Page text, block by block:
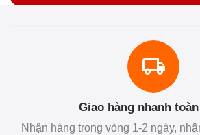
Giao hàng nhanh
Nhận hàng trong vòng 1-2 ngày,